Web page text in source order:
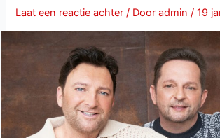
Laat een reactie achter / Dooradmin/19